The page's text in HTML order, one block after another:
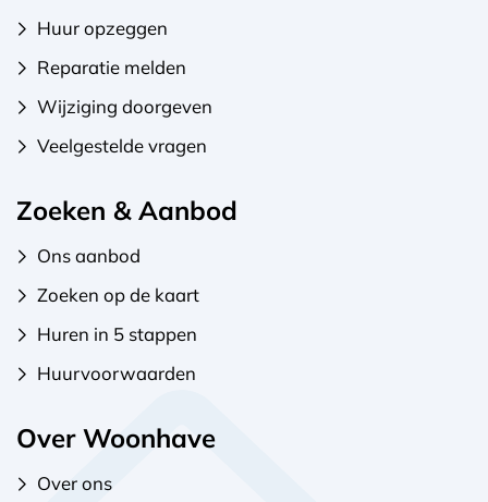
Huur opzeggen
Reparatie melden
Wijziging doorgeven
Veelgestelde vragen
Zoeken & Aanbod
Ons aanbod
Zoeken op de kaart
Huren in 5 stappen
Huurvoorwaarden
Over Woonhave
Over ons